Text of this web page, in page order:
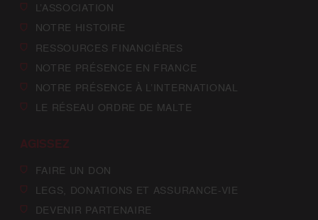
L’ASSOCIATION
NOTRE HISTOIRE
RESSOURCES FINANCIÈRES
NOTRE PRÉSENCE EN FRANCE
NOTRE PRÉSENCE À L’INTERNATIONAL
LE RÉSEAU ORDRE DE MALTE
AGISSEZ
FAIRE UN DON
LEGS, DONATIONS ET ASSURANCE-VIE
DEVENIR PARTENAIRE